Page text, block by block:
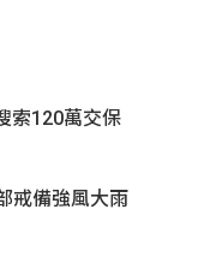
索120萬交保
戒備強風大雨